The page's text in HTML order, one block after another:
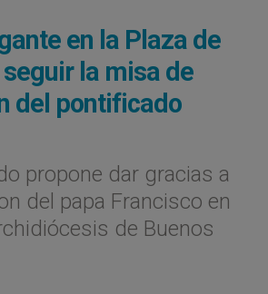
en la Plaza de
la misa de
del pontificado
propone dar gracias a
del papa Francisco en
de Buenos